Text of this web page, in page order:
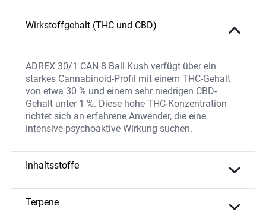
Wirkstoffgehalt (THC und CBD)
ADREX 30/1 CAN 8 Ball Kush verfügt über ein
starkes Cannabinoid-Profil mit einem THC-Gehalt
von etwa 30 % und einem sehr niedrigen CBD-
Gehalt unter 1 %. Diese hohe THC-Konzentration
richtet sich an erfahrene Anwender, die eine
intensive psychoaktive Wirkung suchen.
Inhaltsstoffe
Die Sorte bietet eine extrem hohe THC-
Konzentration und enthält eine ausgewählte
Mischung natürlicher Terpene und Flavonoide, die
Terpene